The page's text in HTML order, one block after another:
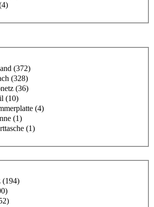
(372)
(328)
(36)
(10)
(4)
(1)
(1)
(194)